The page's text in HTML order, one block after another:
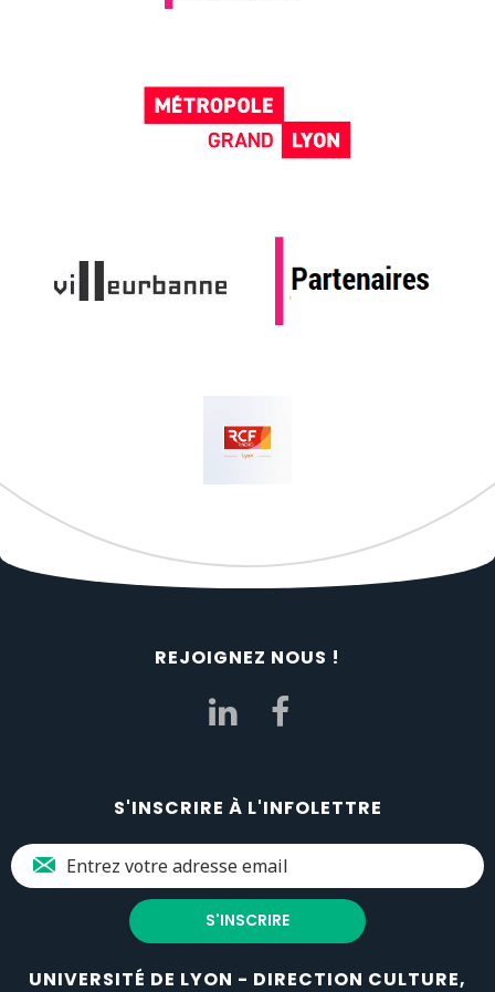
REJOIGNEZ NOUS !
S'INSCRIRE À L'INFOLETTRE
UNIVERSITÉ DE LYON - DIRECTION CULTURE,